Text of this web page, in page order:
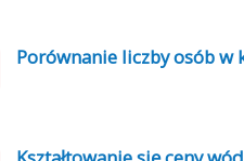
Porównanie liczby osób w